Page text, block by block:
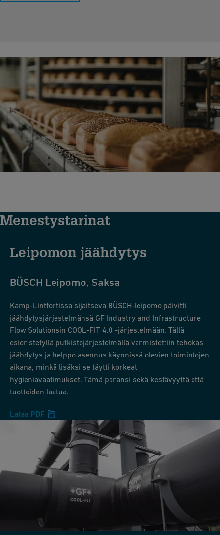
Menestystarinat
Leipomon jäähdytys
BÜSCH Leipomo, Saksa
Kamp-Lintfortissa sijaitseva BÜSCH-leipomo päivitti
jäähdytysjärjestelmänsä GF Industry and Infrastructure
Flow Solutionsin COOL-FIT 4.0 -järjestelmään. Tällä
esieristetyllä putkistojärjestelmällä varmistettiin tehokas
jäähdytys ja helppo asennus käynnissä olevien toimintojen
aikana, minkä lisäksi se täytti korkeat
hygieniavaatimukset. Tämä paransi sekä kestävyyttä että
tuotteiden laatua.
Lataa PDF